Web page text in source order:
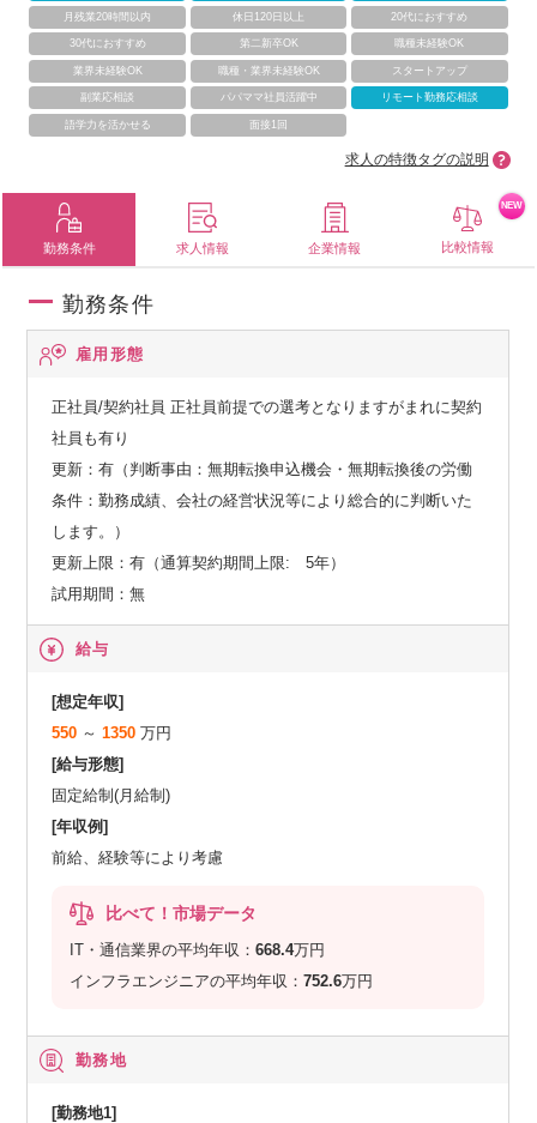
月残業20時間以内 休日120日以上 20代におすすめ
30代におすすめ 第二新卒OK 職種未経験OK
業界未経験OK 職種・業界未経験OK スタートアップ
副業応相談 パパママ社員活躍中 リモート勤務応相談
語学力を活かせる 面接1回
求人の特徴タグの説明
勤務条件 求人情報 企業情報 比較情報
NEW
勤務条件
雇用形態
正社員/契約社員 正社員前提での選考となりますがまれに契約
社員も有り
更新：有（判断事由：無期転換申込機会・無期転換後の労働
条件：勤務成績、会社の経営状況等により総合的に判断いた
します。）
更新上限：有（通算契約期間上限: 5年）
試用期間：無
給与
[想定年収]
550 ～1350 万円
[給与形態]
固定給制(月給制)
[年収例]
前給、経験等により考慮
比べて！市場データ
IT・通信業界の平均年収：668.4万円
インフラエンジニアの平均年収：752.6万円
勤務地
[勤務地1]